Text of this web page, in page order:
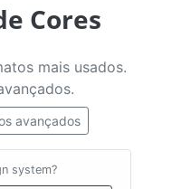
Cores
mais usados.
avançados
system?